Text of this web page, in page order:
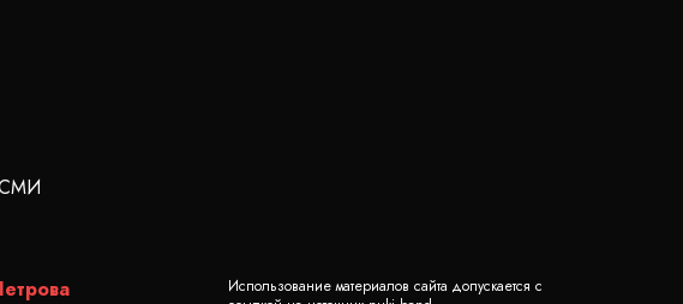
Использование материалов сайта допускается с